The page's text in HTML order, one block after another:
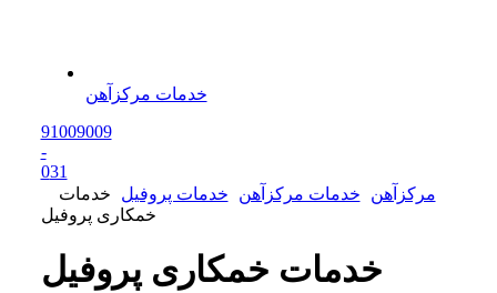
خدمات مرکزآهن
91009009
-
031
مرکزآهن
خدمات مرکزآهن خدمات پروفیل
خدمات
خمکاری پروفیل
خدمات خمکاری پروفیل